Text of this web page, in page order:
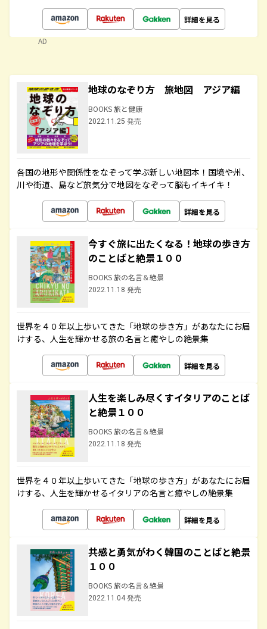
詳細を見る
AD
地球のなぞり方 旅地図 アジア編
BOOKS 旅と健康
2022.11.25 発売
各国の地形や関係性をなぞって学ぶ新しい地図本！国境や州、
川や街道、島など旅気分で地図をなぞって脳もイキイキ！
詳細を見る
今すぐ旅に出たくなる！地球の歩き方
のことばと絶景１００
BOOKS 旅の名言＆絶景
2022.11.18 発売
世界を４０年以上歩いてきた「地球の歩き方」があなたにお届
けする、人生を輝かせる旅の名言と癒やしの絶景集
詳細を見る
人生を楽しみ尽くすイタリアのことば
と絶景１００
BOOKS 旅の名言＆絶景
2022.11.18 発売
世界を４０年以上歩いてきた「地球の歩き方」があなたにお届
けする、人生を輝かせるイタリアの名言と癒やしの絶景集
詳細を見る
共感と勇気がわく韓国のことばと絶景
１００
BOOKS 旅の名言＆絶景
2022.11.04 発売